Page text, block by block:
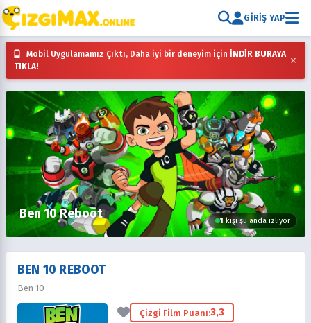
GIRIŞ YAP
Mobil Uygulamamız Çıktı, Daha iyi bir deneyim için İNDİR BURAYA
TIKLA!
×
Ben 10 Reboot 1kişi şu anda izliyor
BEN 10 REBOOT
Ben 10
Çizgi Film Puanı:3,3